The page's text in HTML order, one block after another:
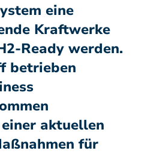
eine
Kraftwerke
Ready werden.
betrieben
aktuellen
für